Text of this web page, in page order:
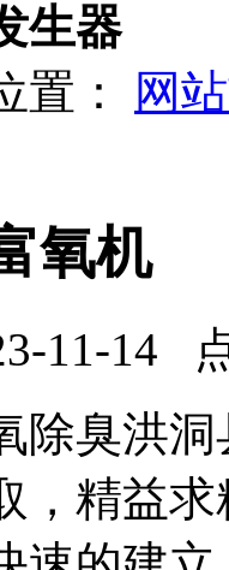
生器
置：
网
氧机
11-14
臭洪洞
，精益